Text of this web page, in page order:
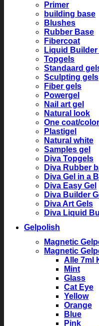
Primer
building base
Blushes
Rubber Base
Fibercoat
Liquid Builder
Topgels
Standaard
Sculpting gels
Fiber gels
Powergel
Nail art gel
Natural look
One coat/
Plastigel
Natural white
Samples gel
Diva Topgels
Diva Rubber
Diva Gel in a
Diva Easy Gel
Diva Builder
Diva Art Gels
Diva Liquid
Gelpolish
Magnetic
Magnetic
Alle 7ml
Mint
Glass
Cat Eye
Yellow
Orange
Blue
Pink